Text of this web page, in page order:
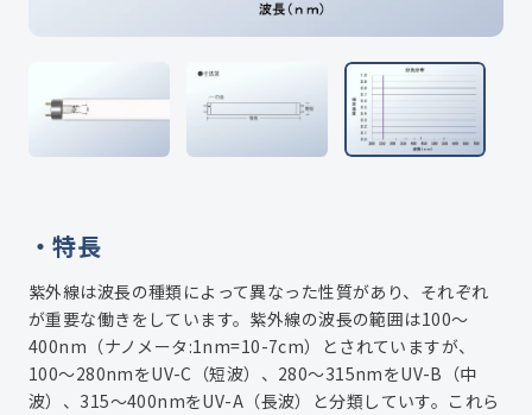
特長
紫外線は波長の種類によって異なった性質があり、それぞれ
が重要な働きをしています。紫外線の波長の範囲は100～
400nm（ナノメータ:1nm=10-7cm）とされていますが、
100～280nmをUV-C（短波）、280～315nmをUV-B（中
波）、315～400nmをUV-A（長波）と分類していす。これら